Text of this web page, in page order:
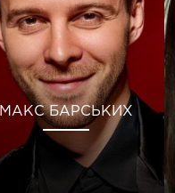
МАКС БАРСЬКИХ